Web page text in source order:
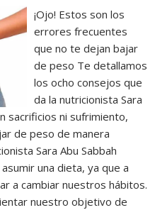
¡Ojo! Estos son los
errores frecuentes
que no te dejan bajar
de peso Te detallamos
los ocho consejos que
da la nutricionista Sara
sacrificios ni sufrimiento,
de peso de manera
Sara Abu Sabbah
una dieta, ya que a
a cambiar nuestros hábitos.
nuestro objetivo de